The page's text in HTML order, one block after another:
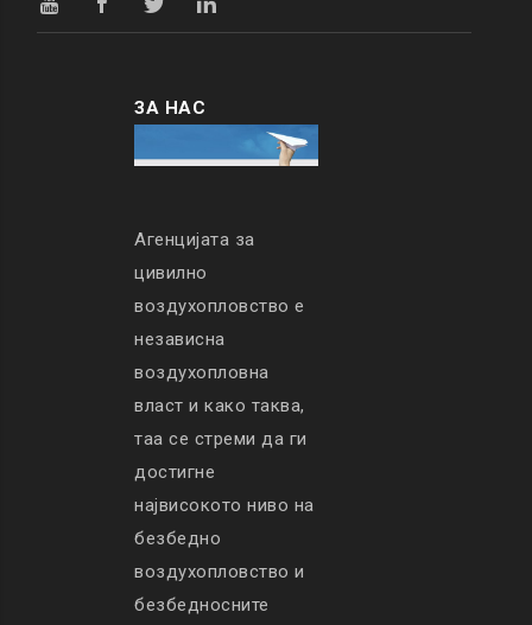
ЗА НАС
Агенцијата за
цивилно
воздухопловство е
независна
воздухопловна
власт и како таква,
таа се стреми да ги
достигне
највисокото ниво на
безбедно
воздухопловство и
безбедносните